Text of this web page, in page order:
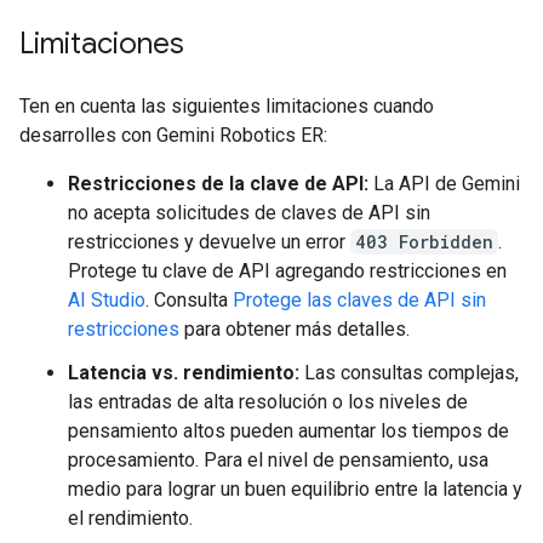
Limitaciones
Ten en cuenta las siguientes limitaciones cuando
desarrolles con Gemini Robotics ER:
Restricciones de la clave de API: La API de Gemini
no acepta solicitudes de claves de API sin
restricciones y devuelve un error 403 Forbidden .
Protege tu clave de API agregando restricciones en
AI Studio. Consulta Protege las claves de API sin
restricciones para obtener más detalles.
Latencia vs. rendimiento: Las consultas complejas,
las entradas de alta resolución o los niveles de
pensamiento altos pueden aumentar los tiempos de
procesamiento. Para el nivel de pensamiento, usa
medio para lograr un buen equilibrio entre la latencia y
el rendimiento.